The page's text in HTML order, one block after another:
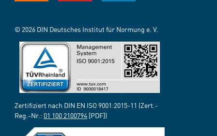
© 2026 DIN Deutsches Institut für Normung e. V.
Zertifiziert nach DIN EN ISO 9001:2015-11 (Zert.-
Reg.-Nr.: 01 100 2100794 [PDF])